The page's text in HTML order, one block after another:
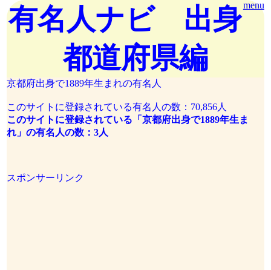
menu
有名人ナビ 出身
都道府県編
京都府出身で1889年生まれの有名人
このサイトに登録されている有名人の数：70,856人
このサイトに登録されている「京都府出身で1889年生ま
れ」の有名人の数：3人
スポンサーリンク